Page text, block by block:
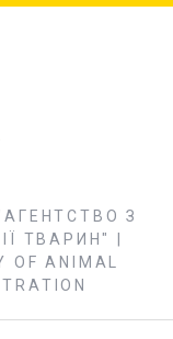
З
ТВАРИН" |
OF ANIMAL